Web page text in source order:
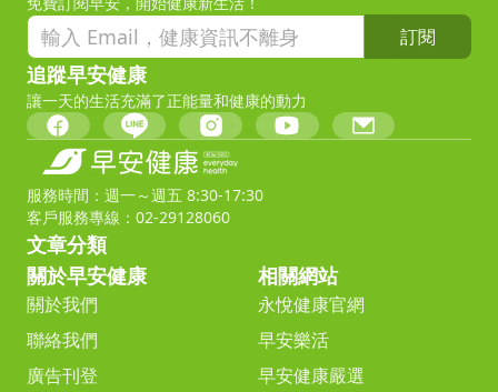
訂閱
追蹤早安健康
讓一天的生活充滿了正能量和健康的動力
服務時間：週一～週五 8:30-17:30
客戶服務專線：02-29128060
文章分類
關於早安健康
關於我們
聯絡我們
廣告刊登
相關網站
永悅健康官網
早安樂活
早安健康嚴選